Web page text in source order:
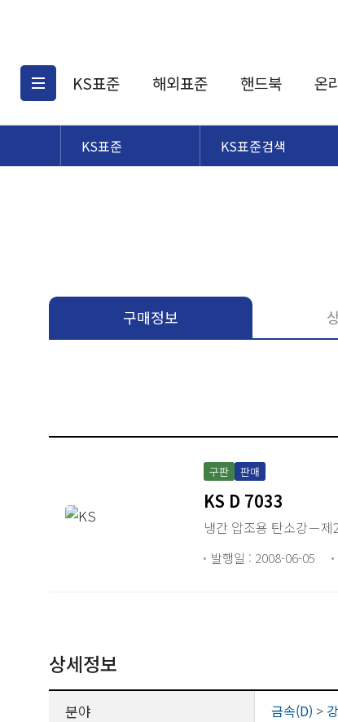
KS표준
KS표준검색
해외표준
해외표준검색
핸드북 온
KS표준 KS표준검색
구매정보
구판 판매
KS D 7033
냉간 압조용 탄소강－제
발행일 : 2008-06-05
상세정보
분야 금속(D) >